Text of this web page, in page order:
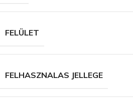
FELÜLET
FELHASZNALAS JELLEGE